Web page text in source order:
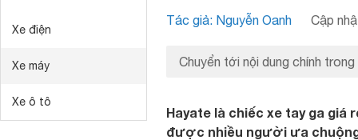
Xe điện
Xe máy
Xe ô tô
Tác giả: Nguyễn Oanh Cập
Chuyển tới nội dung chính trong
Hayate là chiếc xe tay ga giá
được nhiều người ưa